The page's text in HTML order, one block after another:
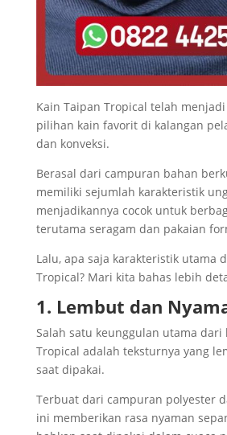
Kain Taipan Tropical telah
pilihan kain favorit di kalangan
dan konveksi.
Berasal dari campuran bahan
memiliki sejumlah karakteristik
menjadikannya cocok untuk
terutama seragam dan pakaian
Lalu, apa saja karakteristik utama
Tropical? Mari kita bahas lebih
1. Lembut dan
Salah satu keunggulan utama dari
Tropical adalah teksturnya yang
saat dipakai.
Terbuat dari campuran polyester
ini memberikan rasa nyaman